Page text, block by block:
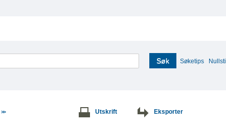
Søk Søketips Nullstill
>> Utskrift Eksporter